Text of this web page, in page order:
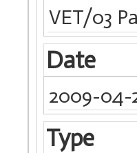
VET/03
Date
2009-04-
Type